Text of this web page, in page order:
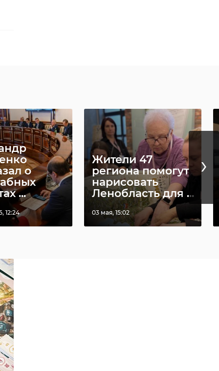
о
...
12:24
Жители 47
региона помогут
нарисовать
Ленобласть для ...
03 мая, 15:02
›